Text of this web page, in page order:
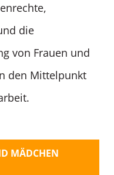
die
von Frauen und
den Mittelpunkt
MÄDCHEN